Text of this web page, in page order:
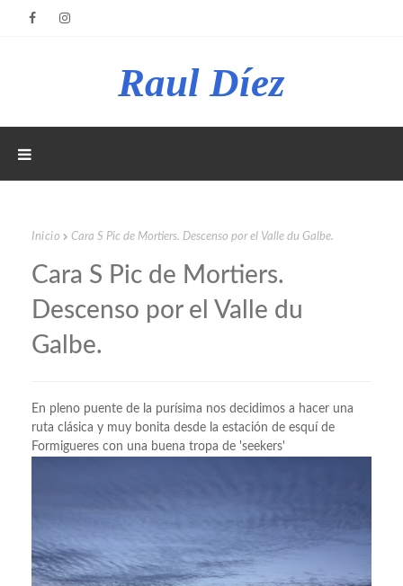
Raul Díez
Inicio Cara S Pic de Mortiers. Descenso por el Valle du Galbe.
Cara S Pic de Mortiers.
Descenso por el Valle du
Galbe.
En pleno puente de la purísima nos decidimos a hacer una
ruta clásica y muy bonita desde la estación de esquí de
Formigueres con una buena tropa de 'seekers'